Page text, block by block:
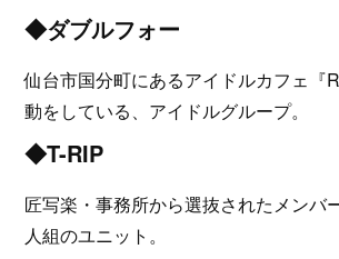
◆ダブルフォー
仙台市国分町にあるアイドルカフェ『
動をしている、アイドルグループ。
◆T-RIP
匠写楽・事務所から選抜されたメンバ
人組のユニット。